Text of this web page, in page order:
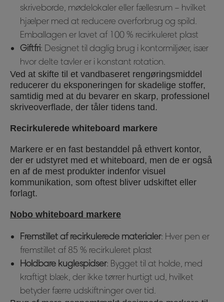
skriveborde, mødelokaler eller fællesrum – hvilket
hjælper med at reducere overforbrug og spild.
Emballagen er lavet af 100 % recirkuleret plast
Giftfri: Designet til daglig brug i kontormiljøer, især
hvor delte tavler er i konstant rotation.
Ved at skifte til et vandbaseret rengøringsmiddel
reducerer du eksponeringen for skadelige stoffer,
samtidig med at du bevarer en skarp, professionel
skriveoverflade, der tåler tidens tand.
Recirkulerede whiteboard markere
Markere er en fast bestanddel på ethvert kontor,
der er udstyret med et whiteboard, men de er også
en af de mest produkter indenfor visuel
kommunikation, som oftest bliver udskiftet eller
forlagt.
Nobo whiteboard markere
Fremstillet af recirkulerede materialer: Hver pen er
fremstillet af 85 % recirkuleret plast
Holdbare kuglespidser: Bygget til at holde, med
kraftigt blæk, der ikke tørrer hurtigt ud, hvilket
betyder færre udskiftninger over tid.